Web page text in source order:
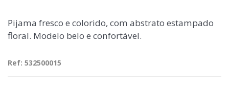
Pijama fresco e colorido, com abstrato estampado
floral. Modelo belo e confortável.
Ref: 532500015